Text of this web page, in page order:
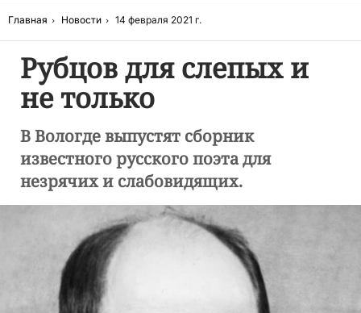
Главная Новости 14 февраля 2021 г.
Рубцов для слепых и
не только
В Вологде выпустят сборник
известного русского поэта для
незрячих и слабовидящих.